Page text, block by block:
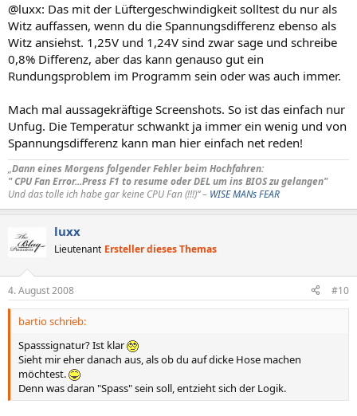
@luxx: Das mit der Lüftergeschwindigkeit solltest du nur als
Witz auffassen, wenn du die Spannungsdifferenz ebenso als
Witz ansiehst. 1,25V und 1,24V sind zwar sage und schreibe
0,8% Differenz, aber das kann genauso gut ein
Rundungsproblem im Programm sein oder was auch immer.
Mach mal aussagekräftige Screenshots. So ist das einfach nur
Unfug. Die Temperatur schwankt ja immer ein wenig und von
Spannungsdifferenz kann man hier einfach net reden!
„Dann eines Morgens folgender Fehler beim Hochfahren:
" CPU Fan Error...Press F1 to resume oder DEL um ins BIOS zu gelangen"
Und das tolle ich habe gar keine CPU Fan (!!!)“ – WISE MANs FEAR
luxx
Lieutenant Ersteller dieses Themas
4. August 2008 #10
bartio schrieb:
Spasssignatur? Ist klar
Sieht mir eher danach aus, als ob du auf dicke Hose machen
möchtest.
Denn was daran "Spass" sein soll, entzieht sich der Logik.